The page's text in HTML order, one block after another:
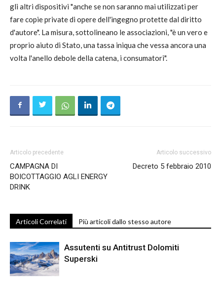
gli altri dispositivi "anche se non saranno mai utilizzati per
fare copie private di opere dell'ingegno protette dal diritto
d'autore". La misura, sottolineano le associazioni, "è un vero e
proprio aiuto di Stato, una tassa iniqua che vessa ancora una
volta l'anello debole della catena, i consumatori".
Articolo precedente
CAMPAGNA DI
BOICOTTAGGIO AGLI ENERGY
DRINK
Articolo successivo
Decreto 5 febbraio 2010
Articoli Correlati Più articoli dallo stesso autore
Assutenti su Antitrust Dolomiti
Superski